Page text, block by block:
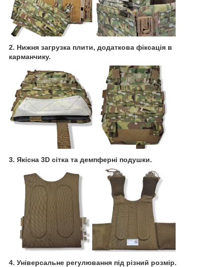
2. Нижня загрузка плити, додаткова фіксація в
карманчику.
3. Якісна 3D сітка та демпферні подушки.
4. Універсальне регулювання під різний розмір.